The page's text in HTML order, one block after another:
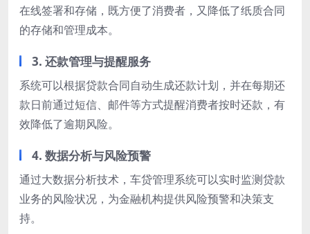
在线签署和存储，既方便了消费者，又降低了纸质合同
的存储和管理成本。
3. 还款管理与提醒服务
系统可以根据贷款合同自动生成还款计划，并在每期还
款日前通过短信、邮件等方式提醒消费者按时还款，有
效降低了逾期风险。
4. 数据分析与风险预警
通过大数据分析技术，车贷管理系统可以实时监测贷款
业务的风险状况，为金融机构提供风险预警和决策支
持。